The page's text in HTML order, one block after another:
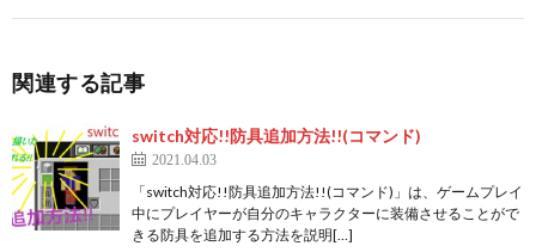
関連する記事
switch対応!!防具追加方法!!(コマンド)
2021.04.03
「switch対応!!防具追加方法!!(コマンド)」は、ゲームプレイ
中にプレイヤーが自分のキャラクターに装備させることがで
きる防具を追加する方法を説明[…]